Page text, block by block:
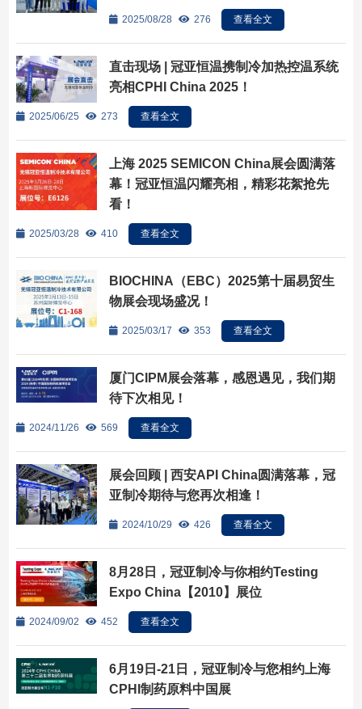
2025/08/28 276 查看全文
直击现场 | 冠亚恒温携制冷加热控温系统
亮相CPHI China 2025！
2025/06/25 273 查看全文
上海 2025 SEMICON China展会圆满落
幕！冠亚恒温闪耀亮相，精彩花絮抢先
看！
2025/03/28 410 查看全文
BIOCHINA（EBC）2025第十届易贸生
物展会现场盛况！
2025/03/17 353 查看全文
厦门CIPM展会落幕，感恩遇见，我们期
待下次相见！
2024/11/26 569 查看全文
展会回顾 | 西安API China圆满落幕，冠
亚制冷期待与您再次相逢！
2024/10/29 426 查看全文
8月28日，冠亚制冷与你相约Testing
Expo China【2010】展位
2024/09/02 452 查看全文
6月19日-21日，冠亚制冷与您相约上海
CPHI制药原料中国展